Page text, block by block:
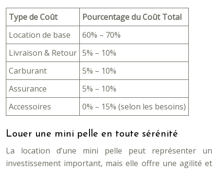
Type de Coût
Pourcentage du Coût Total
Location de base
60% – 70%
Livraison & Retour 5% – 10%
Carburant
5% – 10%
Assurance
5% – 10%
Accessoires
0% – 15% (selon les besoins)
Louer une mini pelle en toute sérénité
La location d’une mini pelle peut représenter un
investissement important, mais elle offre une agilité et